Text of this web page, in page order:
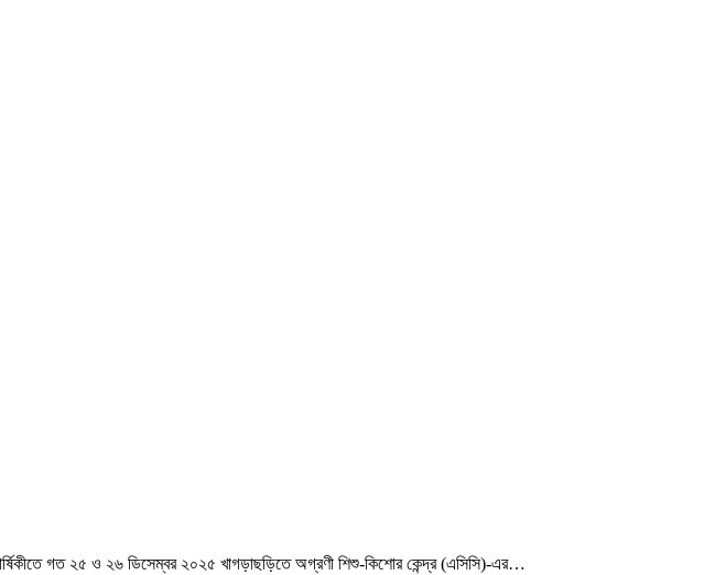
গত ২৫ ও ২৬ ডিসেম্বর ২০২৫ খাগড়াছড়িতে অগ্রণী শিশু-কিশোর কেন্দ্র (এসিসি)-এর…